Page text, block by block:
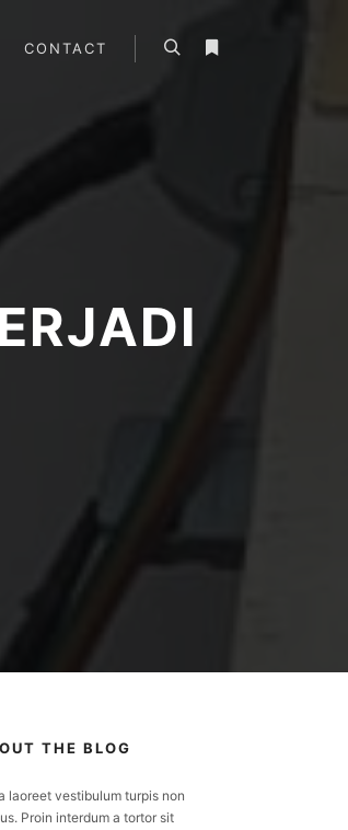
CONTACT
THE BLOG
laoreet vestibulum turpis non
Proin interdum a tortor sit